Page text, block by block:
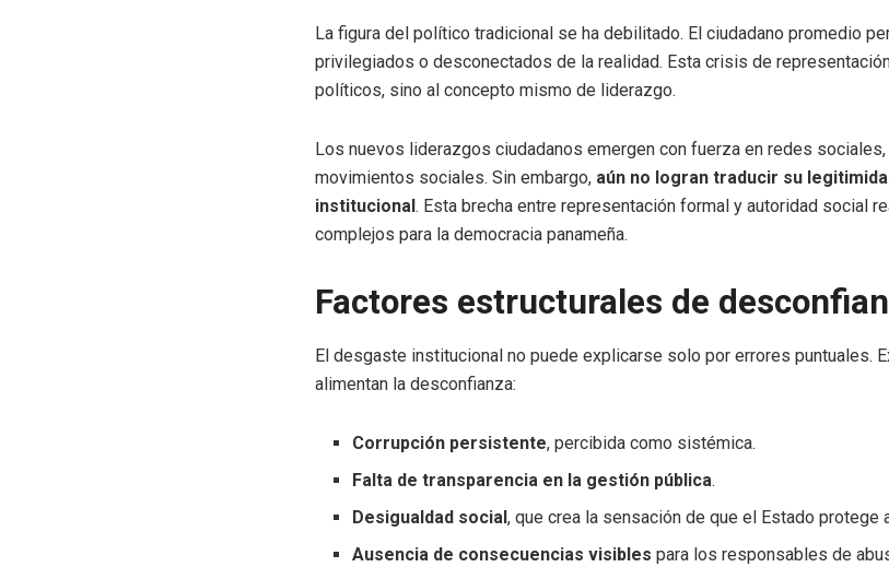
La figura del político tradicional se ha debilitado. El ciudadano promedio
privilegiados o desconectados de la realidad. Esta crisis de
políticos, sino al concepto mismo de liderazgo.
Los nuevos liderazgos ciudadanos emergen con fuerza en redes
movimientos sociales. Sin embargo, aún no logran traducir su
institucional. Esta brecha entre representación formal y autoridad social
complejos para la democracia panameña.
Factores estructurales de
El desgaste institucional no puede explicarse solo por errores puntuales.
alimentan la desconfianza:
Corrupción persistente, percibida como sistémica.
Falta de transparencia en la gestión pública.
Desigualdad social, que crea la sensación de que el Estado protege
Ausencia de consecuencias visibles para los responsables de